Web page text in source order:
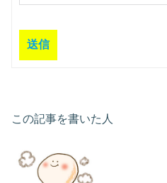
送信
この記事を書いた人